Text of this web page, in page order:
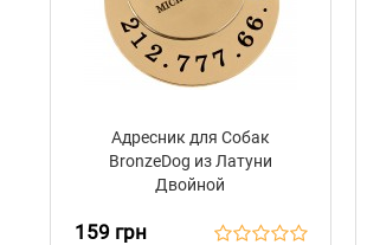
Адресник для Собак
BronzeDog из Латуни
Двойной
159 грн